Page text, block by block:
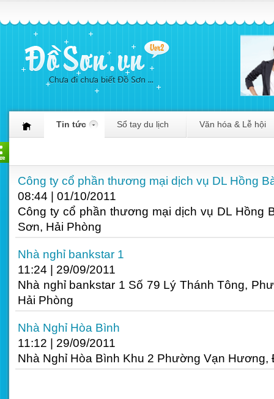
Tin tức Sổ tay du lịch Văn hóa & Lễ hội
Công ty cổ phần thương mại dịch vụ DL Hồng
08:44
01/10/2011
Công ty cổ phần thương mại dịch vụ DL Hồng
Sơn, Hải Phòng
Nhà nghỉ bankstar 1
11:24
29/09/2011
Nhà nghỉ bankstar 1 Số 79 Lý Thánh Tông,
Hải Phòng
Nhà Nghỉ Hòa Bình
11:12
29/09/2011
Nhà Nghỉ Hòa Bình Khu 2 Phường Vạn Hương,